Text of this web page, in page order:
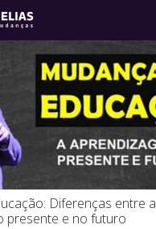
Diferenças entre a
presente e no futuro